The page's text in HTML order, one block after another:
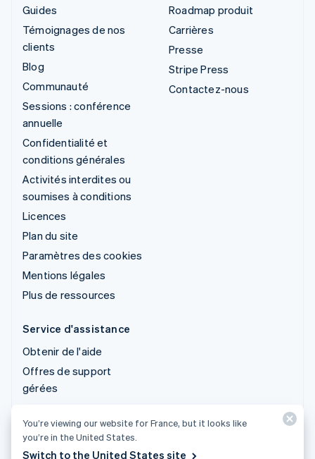
Guides
Témoignages de nos
clients
Blog
Communauté
Sessions : conférence
annuelle
Confidentialité et
conditions générales
Activités interdites ou
soumises à conditions
Licences
Plan du site
Paramètres des cookies
Mentions légales
Plus de ressources
Roadmap produit
Carrières
Presse
Stripe Press
Contactez-nous
Service d'assistance
Obtenir de l'aide
Offres de support
gérées
© 2026 Stripe, LLC
You’re viewing our website for France, but it looks like
you’re in the United States.
Switch to the United States site